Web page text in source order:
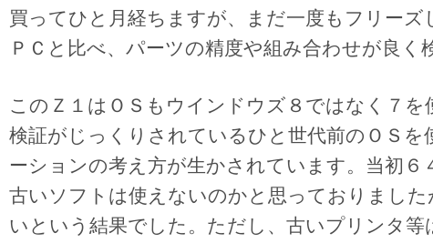
買ってひと月経ちますが、まだ一度もフリー
ＰＣと比べ、パーツの精度や組み合わせが良く
このＺ１はＯＳもウインドウズ８ではなく７を
検証がじっくりされているひと世代前のＯＳを
ーションの考え方が生かされています。当初６
古いソフトは使えないのかと思っておりまし
いという結果でした。ただし、古いプリンタ